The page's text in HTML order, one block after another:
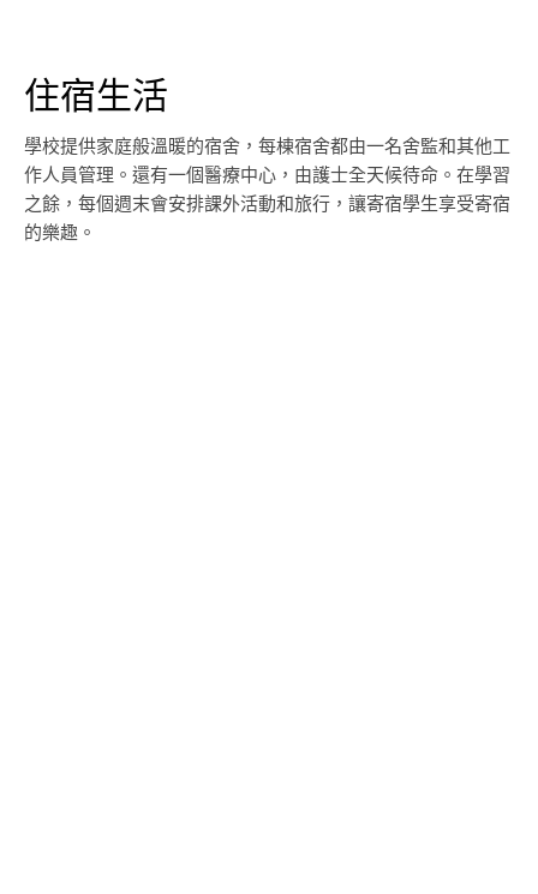
住宿生活
學校提供家庭般溫暖的宿舍，每棟宿舍都由一名舍監和其他工
作人員管理。還有一個醫療中心，由護士全天候待命。在學習
之餘，每個週末會安排課外活動和旅行，讓寄宿學生享受寄宿
的樂趣。